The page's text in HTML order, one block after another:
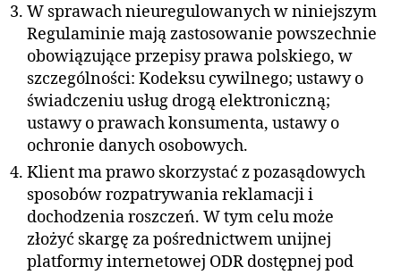
W sprawach nieuregulowanych w niniejszym
Regulaminie mają zastosowanie powszechnie
obowiązujące przepisy prawa polskiego, w
szczególności: Kodeksu cywilnego; ustawy o
świadczeniu usług drogą elektroniczną;
ustawy o prawach konsumenta, ustawy o
ochronie danych osobowych.
Klient ma prawo skorzystać z pozasądowych
sposobów rozpatrywania reklamacji i
dochodzenia roszczeń. W tym celu może
złożyć skargę za pośrednictwem unijnej
platformy internetowej ODR dostępnej pod